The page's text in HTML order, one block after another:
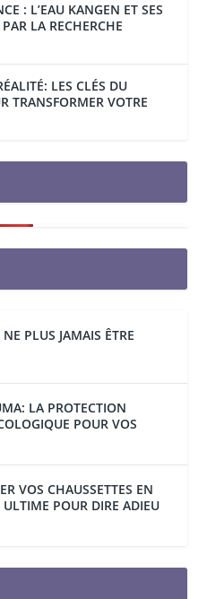
: L’EAU KANGEN ET SES
LA RECHERCHE
LES CLÉS DU
TRANSFORMER VOTRE
PLUS JAMAIS ÊTRE
LA PROTECTION
POUR VOS
VOS CHAUSSETTES EN
ULTIME POUR DIRE ADIEU